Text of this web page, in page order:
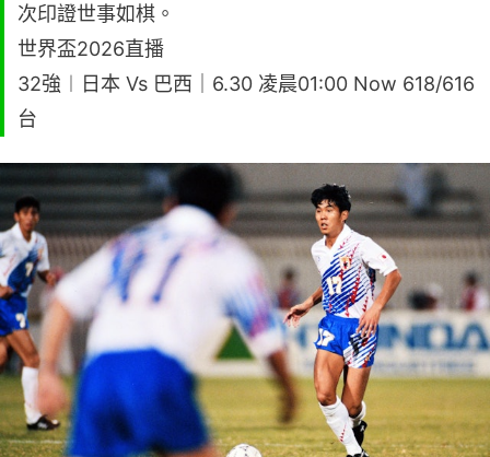
次印證世事如棋。
世界盃2026直播
32強︱日本 Vs 巴西｜6.30 凌晨01:00 Now 618/616
台